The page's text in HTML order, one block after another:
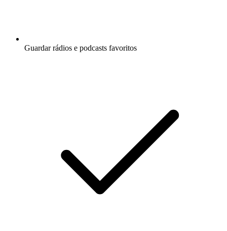
Guardar rádios e podcasts favoritos